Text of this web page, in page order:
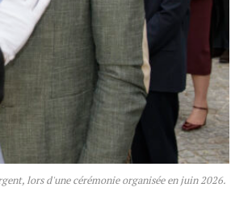
lors d'une cérémonie organisée en juin 2026.